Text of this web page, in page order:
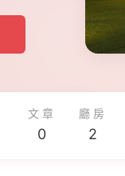
文章
0
廳房
2